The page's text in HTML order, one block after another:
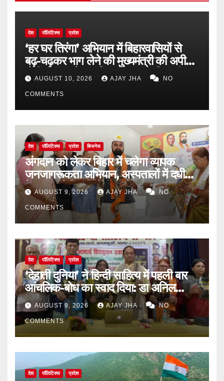
देश पॉलिटिक्स प्रदेश
‘हर घर तिरंगा’ अभियान में बिहारवासियों से
बढ़-चढ़कर भाग लेने की मुख्यमंत्री की अपील,
जेपी गोलंबर से कारगिल चौक तक निकली
भव्य तिरंगा यात्रा
AUGUST 10, 2026 AJAY JHA NO
COMMENTS
देश पॉलिटिक्स प्रदेश बिजनेस
अंगदान को लेकर बिहार में चलेगा व्यापक
जनजागरूकता अभियान, अस्पतालों में दधीचि
देहदान समिति की होगी भागीदारी
AUGUST 9, 2026 AJAY JHA NO
COMMENTS
देश पॉलिटिक्स प्रदेश
‘देहाती दुनिया’ ने हिन्दी साहित्य में पहली बार
आंचलिक-बोध का स्वाद दिया: डा अनिल
सुलभ
AUGUST 9, 2026 AJAY JHA NO
COMMENTS
देश पॉलिटिक्स प्रदेश